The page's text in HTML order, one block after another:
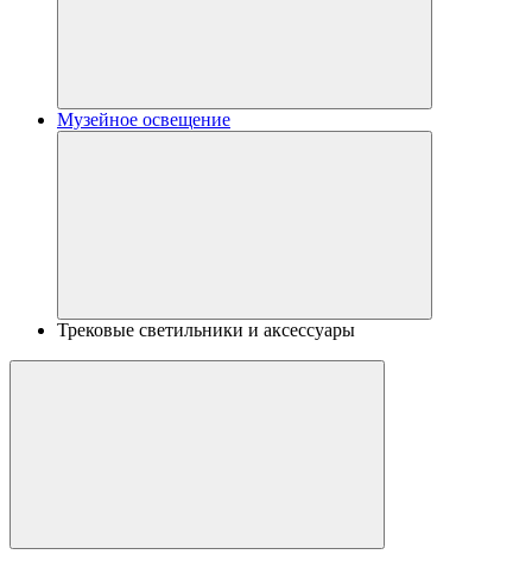
Музейное освещение
Трековые светильники и аксессуары